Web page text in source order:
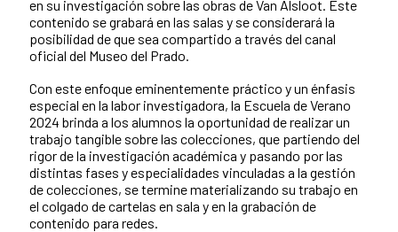
en su investigación sobre las obras de Van Alsloot. Este
contenido se grabará en las salas y se considerará la
posibilidad de que sea compartido a través del canal
oficial del Museo del Prado.
Con este enfoque eminentemente práctico y un énfasis
especial en la labor investigadora, la Escuela de Verano
2024 brinda a los alumnos la oportunidad de realizar un
trabajo tangible sobre las colecciones, que partiendo del
rigor de la investigación académica y pasando por las
distintas fases y especialidades vinculadas a la gestión
de colecciones, se termine materializando su trabajo en
el colgado de cartelas en sala y en la grabación de
contenido para redes.